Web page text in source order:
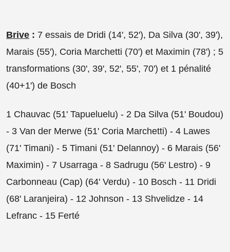
Brive : 7 essais de Dridi (14', 52'), Da Silva (30', 39'),
Marais (55'), Coria Marchetti (70') et Maximin (78') ; 5
transformations (30', 39', 52', 55', 70') et 1 pénalité
(40+1') de Bosch
1 Chauvac (51' Tapueluelu) - 2 Da Silva (51' Boudou)
- 3 Van der Merwe (51' Coria Marchetti) - 4 Lawes
(71' Timani) - 5 Timani (51' Delannoy) - 6 Marais (56'
Maximin) - 7 Usarraga - 8 Sadrugu (56' Lestro) - 9
Carbonneau (Cap) (64' Verdu) - 10 Bosch - 11 Dridi
(68' Laranjeira) - 12 Johnson - 13 Shvelidze - 14
Lefranc - 15 Ferté